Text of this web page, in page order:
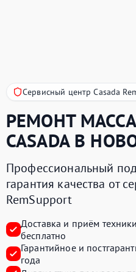
Сервисный центр Casada
РЕМОНТ
CASADAВ
Профессиональный
гарантия качества от
RemSupport
Доставка и приём
бесплатно
Гарантийное и
года